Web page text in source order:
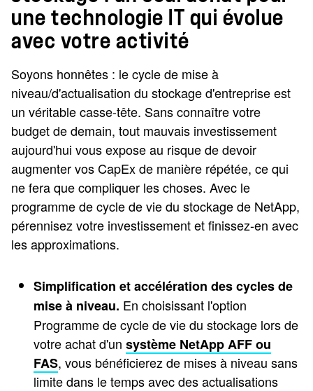
une technologie IT qui évolue
avec votre activité
Soyons honnêtes : le cycle de mise à
niveau/d'actualisation du stockage d'entreprise est
un véritable casse-tête. Sans connaître votre
budget de demain, tout mauvais investissement
aujourd'hui vous expose au risque de devoir
augmenter vos CapEx de manière répétée, ce qui
ne fera que compliquer les choses. Avec le
programme de cycle de vie du stockage de NetApp,
pérennisez votre investissement et finissez-en avec
les approximations.
Simplification et accélération des cycles de
mise à niveau. En choisissant l'option
Programme de cycle de vie du stockage lors de
votre achat d'un système NetApp AFF ou
FAS, vous bénéficierez de mises à niveau sans
limite dans le temps avec des actualisations